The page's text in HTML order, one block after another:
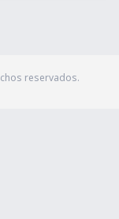
reservados.